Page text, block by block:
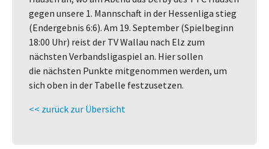
gegen unsere 1. Mannschaft in der Hessenliga stieg
(Endergebnis 6:6). Am 19. September (Spielbeginn
18:00 Uhr) reist der TV Wallau nach Elz zum
nächsten Verbandsligaspiel an. Hier sollen
die nächsten Punkte mitgenommen werden, um
sich oben in der Tabelle festzusetzen.
<< zurück zur Übersicht